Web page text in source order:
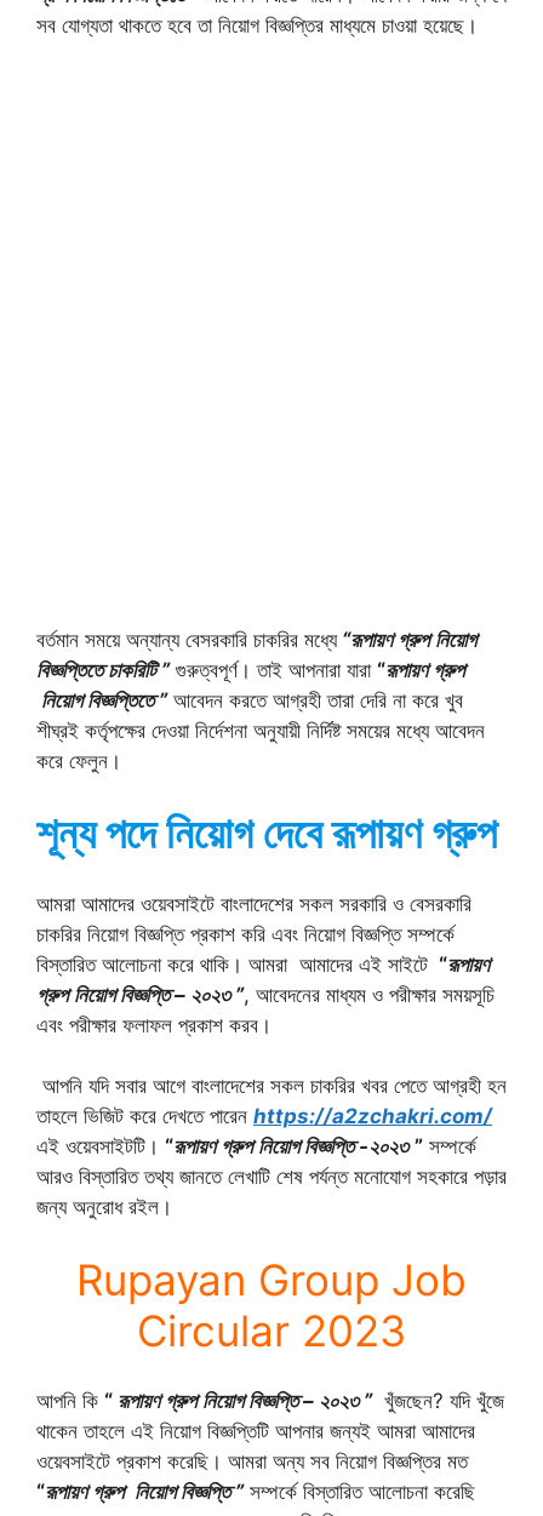
সব যোগ্যতা থাকতে হবে তা নিয়োগ বিজ্ঞপ্তির মাধ্যমে চাওয়া হয়েছে।
বর্তমান সময়ে অন্যান্য বেসরকারি চাকরির মধ্যে“রূপায়ণ গ্রুপ নিয়োগ
বিজ্ঞপ্তিতে চাকরিটি ”গুরুত্বপূর্ণ। তাই আপনারা যারা “রূপায়ণ গ্রুপ
নিয়োগ বিজ্ঞপ্তিতে ”আবেদন করতে আগ্রহী তারা দেরি না করে খুব
শীঘ্রই কর্তৃপক্ষের দেওয়া নির্দেশনা অনুযায়ী নির্দিষ্ট সময়ের মধ্যে আবেদন
করে ফেলুন।
শূন্য পদে নিয়োগ দেবে রূপায়ণ গ্রুপ
আমরা আমাদের ওয়েবসাইটে বাংলাদেশের সকল সরকারি ও বেসরকারি
চাকরির নিয়োগ বিজ্ঞপ্তি প্রকাশ করি এবং নিয়োগ বিজ্ঞপ্তি সম্পর্কে
বিস্তারিত আলোচনা করে থাকি। আমরা আমাদের এই সাইটে “রূপায়ণ
গ্রুপ নিয়োগ বিজ্ঞপ্তি – ২০২৩ ”, আবেদনের মাধ্যম ও পরীক্ষার সময়সূচি
এবং পরীক্ষার ফলাফল প্রকাশ করব।
আপনি যদি সবার আগে বাংলাদেশের সকল চাকরির খবর পেতে আগ্রহী হন
তাহলে ভিজিট করে দেখতে পারেন https://a2zchakri.com/
এই ওয়েবসাইটটি। “রূপায়ণ গ্রুপ নিয়োগ বিজ্ঞপ্তি -২০২৩ ” সম্পর্কে
আরও বিস্তারিত তথ্য জানতে লেখাটি শেষ পর্যন্ত মনোযোগ সহকারে পড়ার
জন্য অনুরোধ রইল।
Rupayan Group Job
Circular 2023
আপনি কি “ রূপায়ণ গ্রুপ নিয়োগ বিজ্ঞপ্তি – ২০২৩ ”খুঁজছেন? যদি খুঁজে
থাকেন তাহলে এই নিয়োগ বিজ্ঞপ্তিটি আপনার জন্যই আমরা আমাদের
ওয়েবসাইটে প্রকাশ করেছি। আমরা অন্য সব নিয়োগ বিজ্ঞপ্তির মত
“রূপায়ণ গ্রুপ নিয়োগ বিজ্ঞপ্তি ”সম্পর্কে বিস্তারিত আলোচনা করেছি